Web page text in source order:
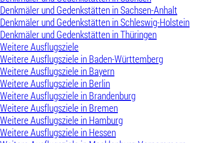
Denkmäler und Gedenkstätten in Sachsen-Anhalt
Denkmäler und Gedenkstätten in Schleswig-Holstein
Denkmäler und Gedenkstätten in Thüringen
Weitere Ausflugsziele
Weitere Ausflugsziele in Baden-Württemberg
Weitere Ausflugsziele in Bayern
Weitere Ausflugsziele in Berlin
Weitere Ausflugsziele in Brandenburg
Weitere Ausflugsziele in Bremen
Weitere Ausflugsziele in Hamburg
Weitere Ausflugsziele in Hessen